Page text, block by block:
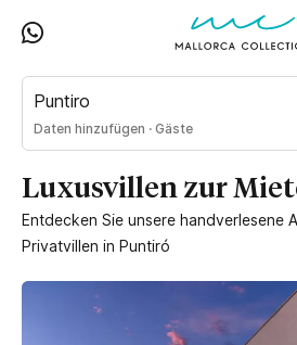
Puntiro
Daten hinzufügen · Gäste
Luxusvillen zur
Entdecken Sie unsere handverlesene
Privatvillen in Puntiró